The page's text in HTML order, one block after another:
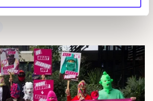
cir­cu­lai­re mode in steden